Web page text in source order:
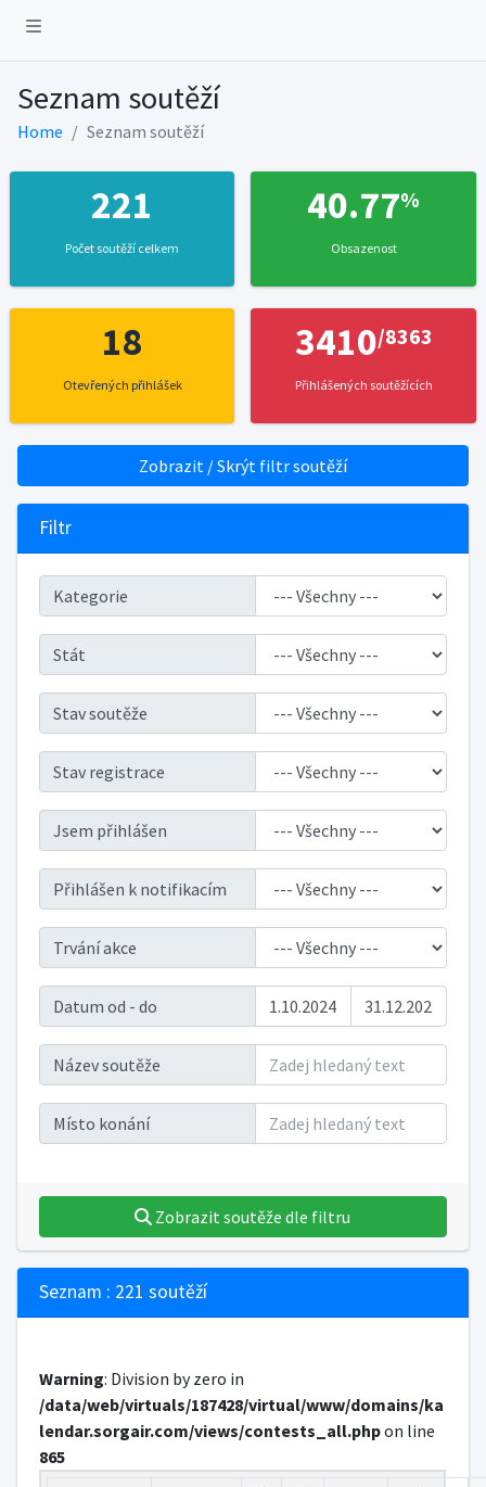
Seznam soutěží
Home Seznam soutěží
221
Počet soutěží celkem
40.77%
Obsazenost
18
Otevřených přihlášek
3410/8363
Přihlášených soutěžících
Zobrazit / Skrýt filtr soutěží
Filtr
Kategorie
Stát
Stav soutěže
Stav registrace
Jsem přihlášen
Přihlášen k notifikacím
Trvání akce
Datum od - do
Název soutěže
Místo konání
Zobrazit soutěže dle filtru
Seznam : 221 soutěží
Warning: Division by zero in
/data/web/virtuals/187428/virtual/www/domains/ka
lendar.sorgair.com/views/contests_all.phpon line
865